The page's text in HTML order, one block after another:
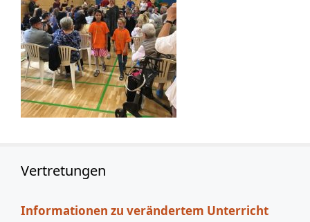
Vertretungen
Informationen zu verändertem Unterricht